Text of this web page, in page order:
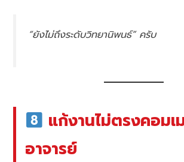
“ยังไม่ถึงระดับวิทยานิพนธ์” ครับ
แก้งานไม่ตรงคอม
อาจารย์